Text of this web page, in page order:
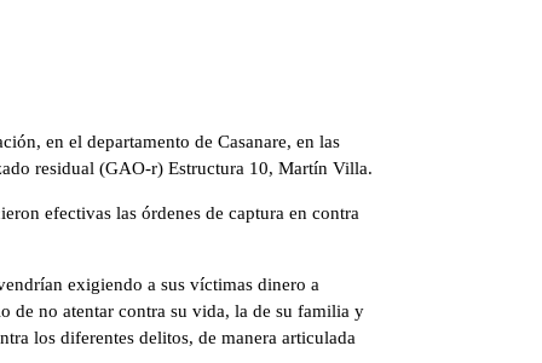
en el departamento de Casanare, en las
residual (GAO-r) Estructura 10, Martín Villa.
efectivas las órdenes de captura en contra
exigiendo a sus víctimas dinero a
de no atentar contra su vida, la de su familia y
los diferentes delitos, de manera articulada